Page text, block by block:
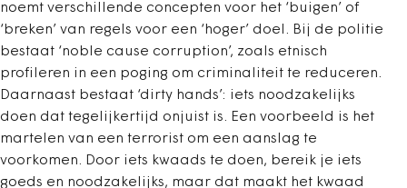
noemt verschillende concepten voor het ‘buigen’ of
‘breken’ van regels voor een ‘hoger’ doel. Bij de politie
bestaat ‘noble cause corruption’, zoals etnisch
profileren in een poging om criminaliteit te reduceren.
Daarnaast bestaat ‘dirty hands’: iets noodzakelijks
doen dat tegelijkertijd onjuist is. Een voorbeeld is het
martelen van een terrorist om een aanslag te
voorkomen. Door iets kwaads te doen, bereik je iets
goeds en noodzakelijks, maar dat maakt het kwaad